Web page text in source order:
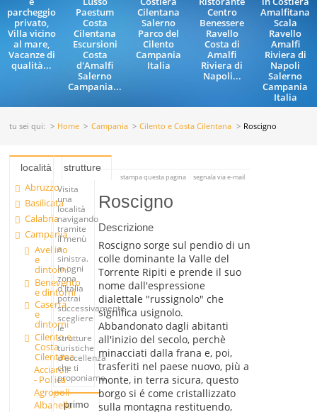
parcheggio
privato,
Villa vicino
al mare,
Vacanze di
qualità...
Paestum
Costa
Cilentana
Escursioni
Costa
d'Amalfi
Salerno
Campania...
Cilentana
Salerno
Parco del
Cilento
Campania
Italia
Centro
Benessere
Ravello
Costa di
Amalfi
Riviera di
Napoli...
Amalfitana
Scala
Ravello
Amalfi
Riviera di
Napoli
Salerno
Campania
Italia
tu sei qui: Home Campania Cilento e Costa Cilentana Roscigno
località
Abruzzo
Basilicata
Calabria
Campania
Avellino
e
dintorni
Benevento
e dintorni
Caserta
e
dintorni
Cilento e
Costa
Cilentana
Acciaroli
- Pollica
Agropoli
Albanella
strutture
Visita
una
località
navigando
tramite
il menù
a
sinistra.
In ogni
zona
d'Italia
potrai
successivamente
scegliere
le
strutture
turistiche
d'eccellenza
che ti
proponiamo.
primo
stampa questa pagina segnala via e-mail
Roscigno
Descrizione
Roscigno sorge sul pendio di un
colle dominante la Valle del
Torrente Ripiti e prende il suo
nome dall'espressione
dialettale "russignolo" che
significa usignolo.
Abbandonato dagli abitanti
all'inizio del secolo, perchè
minacciati dalla frana e, poi,
trasferiti nel paese nuovo, più a
monte, in terra sicura, questo
borgo si é come cristallizzato
sulla montagna restituendo,